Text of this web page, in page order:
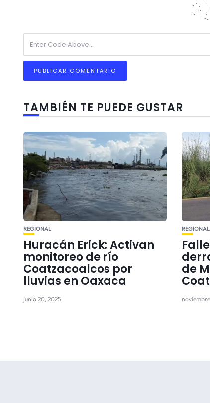
TAMBIÉN TE PUEDE GUSTAR
REGIONAL
Huracán Erick: Activan
monitoreo de río
Coatzacoalcos por
lluvias en Oaxaca
junio 20, 2025
REGIONAL
de